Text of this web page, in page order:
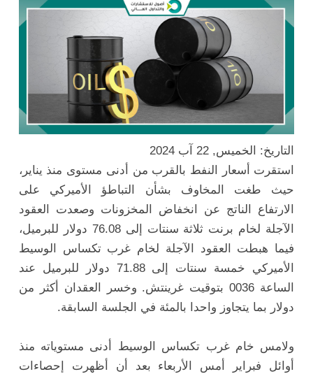
التاريخ: الخميس, 22 آب 2024
استقرت أسعار النفط بالقرب من أدنى مستوى منذ يناير،
حيث طغت المخاوف بشأن التباطؤ الأميركي على
الارتفاع الناتج عن انخفاض المخزونات وصعدت العقود
الآجلة لخام برنت ثلاثة سنتات إلى 76.08 دولار للبرميل،
فيما هبطت العقود الآجلة لخام غرب تكساس الوسيط
الأميركي خمسة سنتات إلى 71.88 دولار للبرميل عند
الساعة 0036 بتوقيت غرينتش. وخسر العقدان أكثر من
دولار بما يتجاوز واحدا بالمئة في الجلسة السابقة.
ولامس خام غرب تكساس الوسيط أدنى مستوياته منذ
أوائل فبراير أمس الأربعاء بعد أن أظهرت إحصاءات